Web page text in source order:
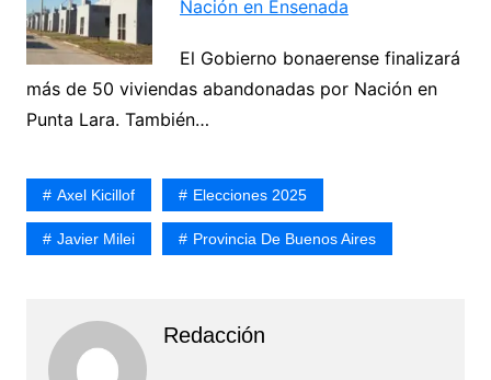
Nación en Ensenada
El Gobierno bonaerense finalizará
más de 50 viviendas abandonadas por Nación en
Punta Lara. También…
Axel Kicillof Elecciones 2025
Javier Milei Provincia De Buenos Aires
Redacción